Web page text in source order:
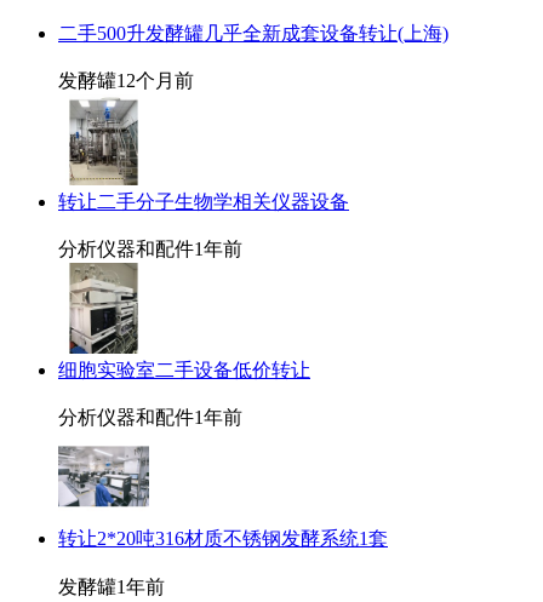
二手500升发酵罐几乎全新成套设备转让(上海)
发酵罐12个月前
转让二手分子生物学相关仪器设备
分析仪器和配件1年前
细胞实验室二手设备低价转让
分析仪器和配件1年前
转让2*20吨316材质不锈钢发酵系统1套
发酵罐1年前